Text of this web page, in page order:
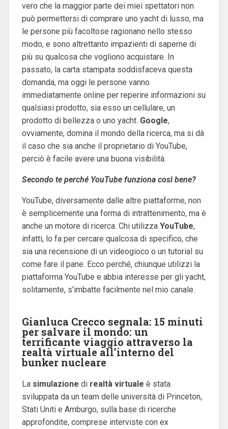
vero che la maggior parte dei miei spettatori non
può permettersi di comprare uno yacht di lusso, ma
le persone più facoltose ragionano nello stesso
modo, e sono altrettanto impazienti di saperne di
più su qualcosa che vogliono acquistare. In
passato, la carta stampata soddisfaceva questa
domanda, ma oggi le persone vanno
immediatamente online per reperire informazioni su
qualsiasi prodotto, sia esso un cellulare, un
prodotto di bellezza o uno yacht. Google,
ovviamente, domina il mondo della ricerca, ma si dà
il caso che sia anche il proprietario di YouTube,
perciò è facile avere una buona visibilità.
Secondo te perché YouTube funziona così bene?
YouTube, diversamente dalle altre piattaforme, non
è semplicemente una forma di intrattenimento, ma è
anche un motore di ricerca. Chi utilizza YouTube,
infatti, lo fa per cercare qualcosa di specifico, che
sia una recensione di un videogioco o un tutorial su
come fare il pane. Ecco perché, chiunque utilizzi la
piattaforma YouTube e abbia interesse per gli yacht,
solitamente, s’imbatte facilmente nel mio canale.
Gianluca Crecco segnala: 15 minuti
per salvare il mondo: un
terrificante viaggio attraverso la
realtà virtuale all’interno del
bunker nucleare
La simulazione di realtà virtuale è stata
sviluppata da un team delle università di Princeton,
Stati Uniti e Amburgo, sulla base di ricerche
approfondite, comprese interviste con ex